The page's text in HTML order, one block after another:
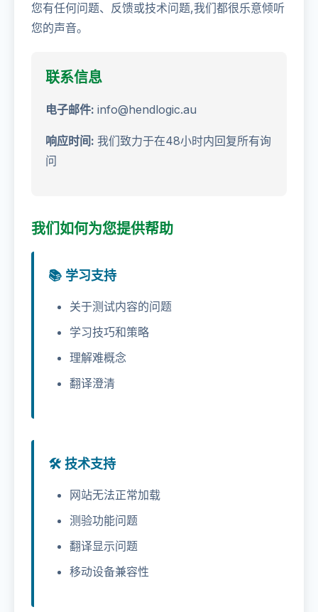
您有任何问题、反馈或技术问题,我们都很乐意倾听
您的声音。
联系信息
电子邮件: info@hendlogic.au
响应时间: 我们致力于在48小时内回复所有询
问
我们如何为您提供帮助
📚 学习支持
关于测试内容的问题
学习技巧和策略
理解难概念
翻译澄清
🛠️ 技术支持
网站无法正常加载
测验功能问题
翻译显示问题
移动设备兼容性